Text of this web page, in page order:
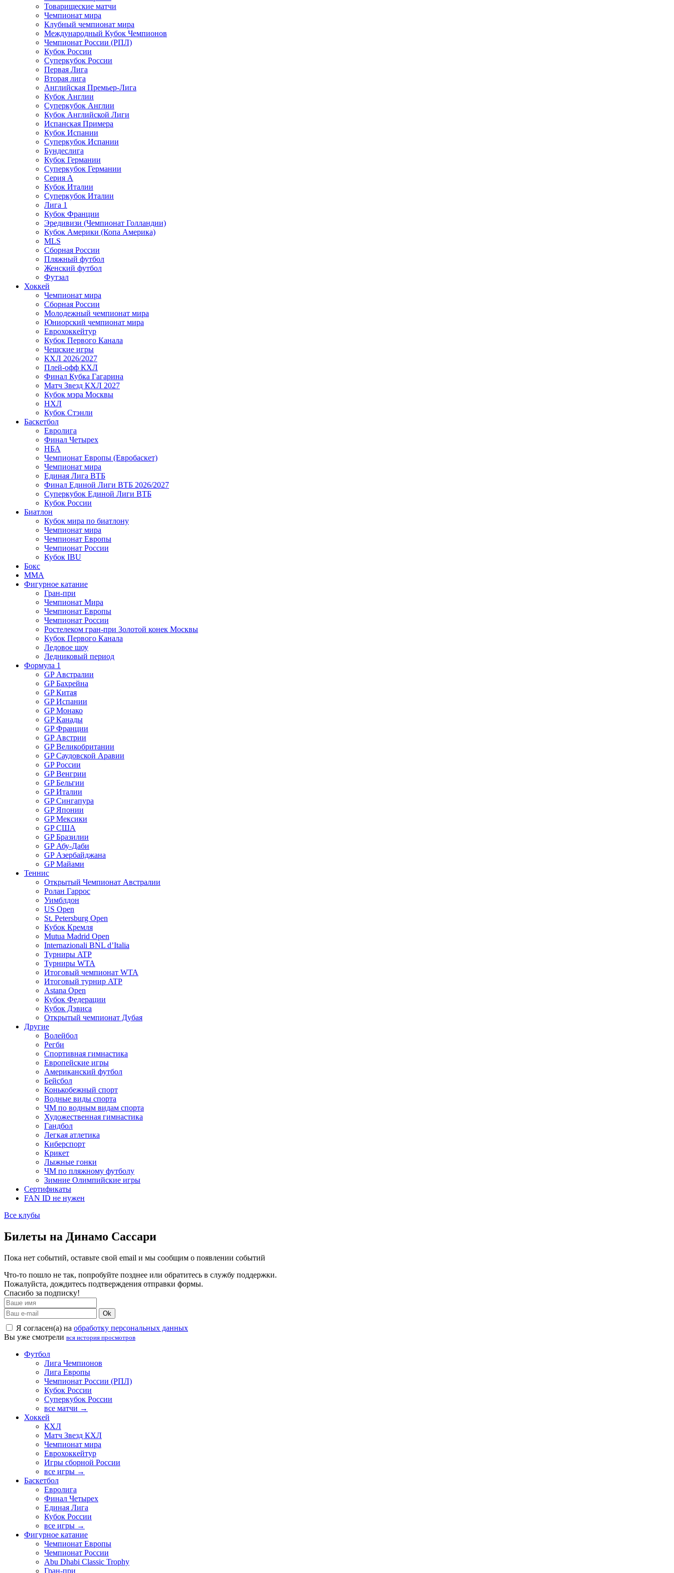
Товарищеские матчи
Чемпионат мира
Клубный чемпионат мира
Международный Кубок Чемпионов
Чемпионат России (РПЛ)
Кубок России
Суперкубок России
Первая Лига
Вторая лига
Английская Премьер-Лига
Кубок Англии
Суперкубок Англии
Кубок Английской Лиги
Испанская Примера
Кубок Испании
Суперкубок Испании
Бундеслига
Кубок Германии
Суперкубок Германии
Серия А
Кубок Италии
Суперкубок Италии
Лига 1
Кубок Франции
Эредивизи (Чемпионат Голландии)
Кубок Америки (Копа Америка)
MLS
Сборная России
Пляжный футбол
Женский футбол
Футзал
Хоккей
Чемпионат мира
Сборная России
Молодежный чемпионат мира
Юниорский чемпионат мира
Еврохоккейтур
Кубок Первого Канала
Чешские игры
КХЛ 2026/2027
Плей-офф КХЛ
Финал Кубка Гагарина
Матч Звезд КХЛ 2027
Кубок мэра Москвы
НХЛ
Кубок Стэнли
Баскетбол
Евролига
Финал Четырех
НБА
Чемпионат Европы (Евробаскет)
Чемпионат мира
Единая Лига ВТБ
Финал Единой Лиги ВТБ 2026/2027
Суперкубок Единой Лиги ВТБ
Кубок России
Биатлон
Кубок мира по биатлону
Чемпионат мира
Чемпионат Европы
Чемпионат России
Кубок IBU
Бокс
MMA
Фигурное катание
Гран-при
Чемпионат Мира
Чемпионат Европы
Чемпионат России
Ростелеком гран-при Золотой конек Москвы
Кубок Первого Канала
Ледовое шоу
Ледниковый период
Формула 1
GP Австралии
GP Бахрейна
GP Китая
GP Испании
GP Монако
GP Канады
GP Франции
GP Австрии
GP Великобритании
GP Саудовской Аравии
GP России
GP Венгрии
GP Бельгии
GP Италии
GP Сингапура
GP Японии
GP Мексики
GP США
GP Бразилии
GP Абу-Даби
GP Азербайджана
GP Майами
Теннис
Открытый Чемпионат Австралии
Ролан Гаррос
Уимблдон
US Open
St. Petersburg Open
Кубок Кремля
Mutua Madrid Open
Internazionali BNL d’Italia
Турниры ATP
Турниры WTA
Итоговый чемпионат WTA
Итоговый турнир ATP
Astana Open
Кубок Федерации
Кубок Дэвиса
Открытый чемпионат Дубая
Другие
Волейбол
Регби
Спортивная гимнастика
Европейские игры
Американский футбол
Бейсбол
Конькобежный спорт
Водные виды спорта
ЧМ по водным видам спорта
Художественная гимнастика
Гандбол
Легкая атлетика
Киберспорт
Крикет
Лыжные гонки
ЧМ по пляжному футболу
Зимние Олимпийские игры
Сертификаты
FAN ID не нужен
Все клубы
Билеты на Динамо Сассари
Пока нет событий, оставьте свой email и мы сообщим о появлении событий
Что-то пошло не так, попробуйте позднее или обратитесь в службу поддержки.
Пожалуйста, дождитесь подтверждения отправки формы.
Спасибо за подписку!
Ok
Я согласен(а) на обработку персональных данных
Вы уже смотрели вся история просмотров
Футбол
Лига Чемпионов
Лига Европы
Чемпионат России (РПЛ)
Кубок России
Суперкубок России
все матчи →
Хоккей
КХЛ
Матч Звезд КХЛ
Чемпионат мира
Еврохоккейтур
Игры сборной России
все игры →
Баскетбол
Евролига
Финал Четырех
Единая Лига
Кубок России
все игры →
Фигурное катание
Чемпионат Европы
Чемпионат России
Abu Dhabi Classic Trophy
Гран-при